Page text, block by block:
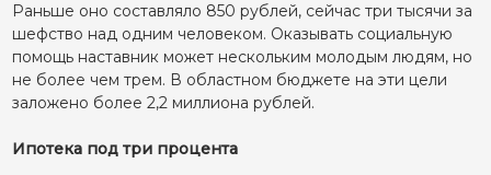
Раньше оно составляло 850 рублей, сейчас три тысячи за
шефство над одним человеком. Оказывать социальную
помощь наставник может нескольким молодым людям, но
не более чем трем. В областном бюджете на эти цели
заложено более 2,2 миллиона рублей.
Ипотека под три процента